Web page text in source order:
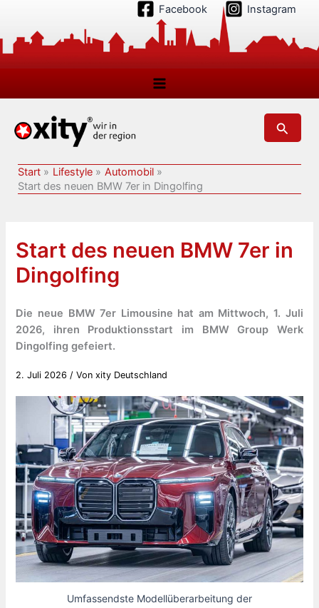
springen
Facebook Instagram
Suchen
Start Lifestyle
Automobil
Start des neuen BMW 7er in Dingolfing
Start des neuen BMW 7er in
Dingolfing
Die neue BMW 7er Limousine hat am Mittwoch, 1. Juli
2026, ihren Produktionsstart im BMW Group Werk
Dingolfing gefeiert.
2. Juli 2026 / Vonxity Deutschland
Umfassendste Modellüberarbeitung der